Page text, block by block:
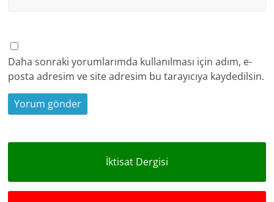
Daha sonraki yorumlarımda kullanılması için adım, e-
posta adresim ve site adresim bu tarayıcıya kaydedilsin.
İktisat Dergisi